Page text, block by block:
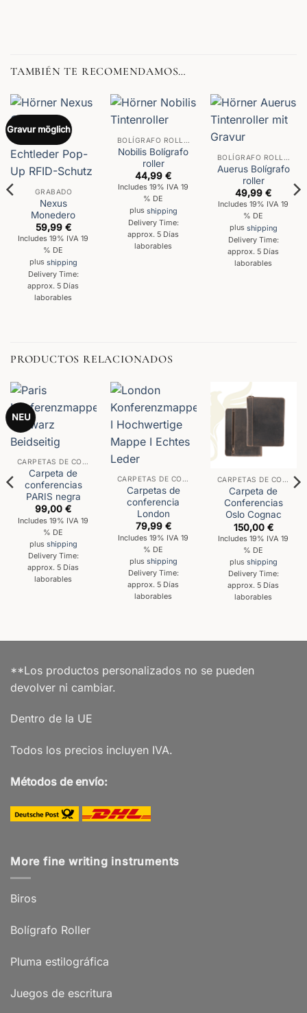
TAMBIÉN TE RECOMENDAMOS…
Gravur möglich
GRABADO
Nexus
Monedero
59,99 €
Includes 19% IVA 19
% DE
plus shipping
Delivery Time:
approx. 5 Días
laborables
BOLÍGRAFO ROLLER
Nobilis Bolígrafo
roller
44,99€
Includes 19% IVA 19
% DE
plus shipping
Delivery Time:
approx. 5 Días
laborables
BOLÍGRAFO ROLLER
Auerus Bolígrafo
roller
49,99€
Includes 19% IVA 19
% DE
plus shipping
Delivery Time:
approx. 5 Días
laborables
PRODUCTOS RELACIONADOS
NEU
CARPETAS DE CONFERENCIAS
Carpeta de
conferencias
PARIS negra
99,00€
Includes 19% IVA 19
% DE
plus shipping
Delivery Time:
approx. 5 Días
laborables
CARPETAS DE CONFERENCIAS
Carpetas de
conferencia
London
79,99 €
Includes 19% IVA 19
% DE
plus shipping
Delivery Time:
approx. 5 Días
laborables
CARPETAS DE CONFERENCIAS
Carpeta de
Conferencias
Oslo Cognac
150,00 €
Includes 19% IVA 19
% DE
plus shipping
Delivery Time:
approx. 5 Días
laborables
**Los productos personalizados no se pueden
devolver ni cambiar.
Dentro de la UE
Todos los precios incluyen IVA.
Métodos de envío:
More fine writing instruments
Biros
Bolígrafo Roller
Pluma estilográfica
Juegos de escritura